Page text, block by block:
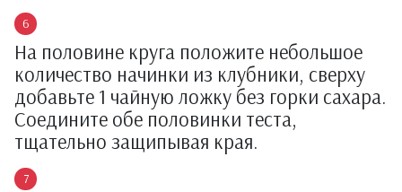
На половине круга положите небольшое
количество начинки из клубники, сверху
добавьте 1 чайную ложку без горки сахара.
Соедините обе половинки теста,
тщательно защипывая края.